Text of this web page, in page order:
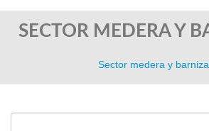
SECTOR MEDERA Y
Sector medera y